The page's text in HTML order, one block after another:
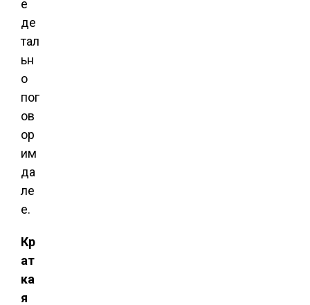
е
де
тал
ьн
о
пог
ов
ор
им
да
ле
е.
Кр
ат
ка
я